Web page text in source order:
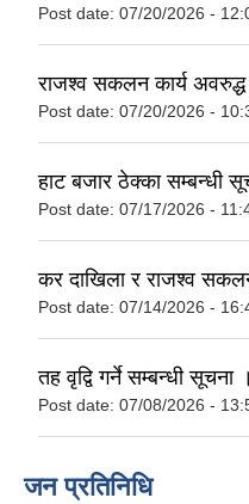
Post date: 07/20/2026 -
राजश्व स‌कलन कार्य
Post date: 07/20/2026 -
हाट बजार ठेक्का सम्बन्धी
Post date: 07/17/2026 -
कर दाखिला र राजश्व
Post date: 07/14/2026 -
तह वृद्वि गर्ने सम्बन्धी सूचना ।
Post date: 07/08/2026 -
जन प्रतिनिधि